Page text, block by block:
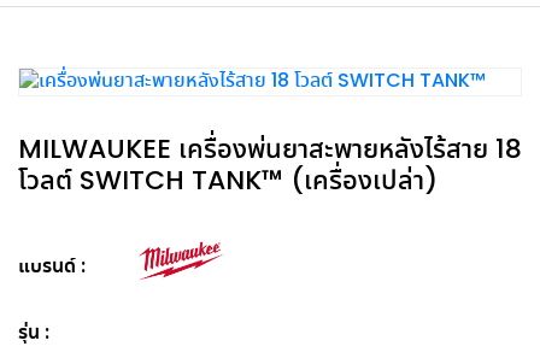
MILWAUKEE เครื่องพ่นยาสะพายหลังไร้สาย 18
โวลต์ SWITCH TANK™ (เครื่องเปล่า)
แบรนด์
รุ่น :